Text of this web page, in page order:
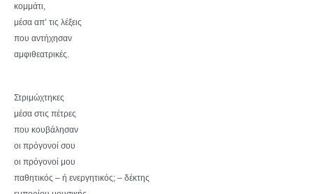
κομμάτι,
μέσα απ’ τις λέξεις
που αντήχησαν
αμφιθεατρικές.
Στριμώχτηκες
μέσα στις πέτρες
που κουβάλησαν
οι πρόγονοί σου
οι πρόγονοί μου
παθητικός – ή ενεργητικός; – δέκτης